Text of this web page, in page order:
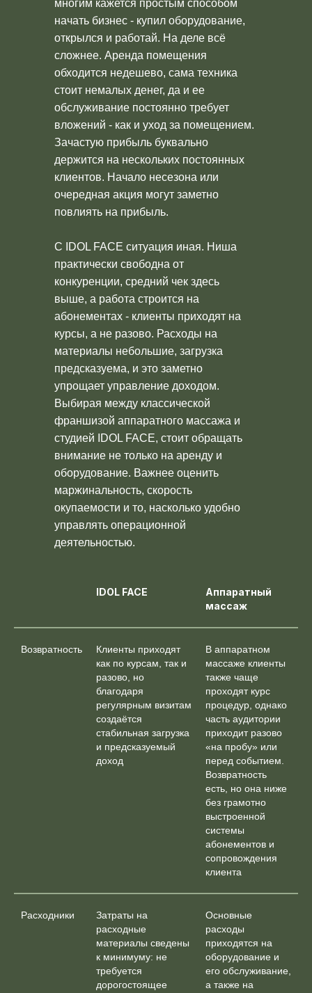
многим кажется простым способом
начать бизнес - купил оборудование,
открылся и работай. На деле всё
сложнее. Аренда помещения
обходится недешево, сама техника
стоит немалых денег, да и ее
обслуживание постоянно требует
вложений - как и уход за помещением.
Зачастую прибыль буквально
держится на нескольких постоянных
клиентов. Начало несезона или
очередная акция могут заметно
повлиять на прибыль.
С IDOL FACE ситуация иная. Ниша
практически свободна от
конкуренции, средний чек здесь
выше, а работа строится на
абонементах - клиенты приходят на
курсы, а не разово. Расходы на
материалы небольшие, загрузка
предсказуема, и это заметно
упрощает управление доходом.
Выбирая между классической
франшизой аппаратного массажа и
студией IDOL FACE, стоит обращать
внимание не только на аренду и
оборудование. Важнее оценить
маржинальность, скорость
окупаемости и то, насколько удобно
управлять операционной
деятельностью.
IDOL FACE
Аппаратный
массаж
Возвратность
Клиенты приходят
как по курсам, так и
разово, но
благодаря
регулярным визитам
создаётся
стабильная загрузка
и предсказуемый
доход
В аппаратном
массаже клиенты
также чаще
проходят курс
процедур, однако
часть аудитории
приходит разово
«на пробу» или
перед событием.
Возвратность
есть, но она ниже
без грамотно
выстроенной
системы
абонементов и
сопровождения
клиента
Расходники
Затраты на
расходные
материалы сведены
к минимуму: не
требуется
дорогостоящее
Основные
расходы
приходятся на
оборудование и
его обслуживание,
а также на